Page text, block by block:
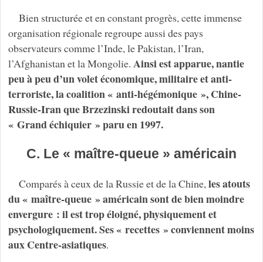
Bien structurée et en constant progrès, cette immense
organisation régionale regroupe aussi des pays
observateurs comme l’Inde, le Pakistan, l’Iran,
l’Afghanistan et la Mongolie. Ainsi est apparue, nantie
peu à peu d’un volet économique, militaire et anti-
terroriste, la coalition « anti-hégémonique », Chine-
Russie-Iran que Brzezinski redoutait dans son
« Grand échiquier » paru en 1997.
C. Le « maître-queue » américain
Comparés à ceux de la Russie et de la Chine,les atouts
du « maître-queue » américain sont de bien moindre
envergure : il est trop éloigné, physiquement et
psychologiquement. Ses « recettes » conviennent moins
aux Centre-asiatiques.